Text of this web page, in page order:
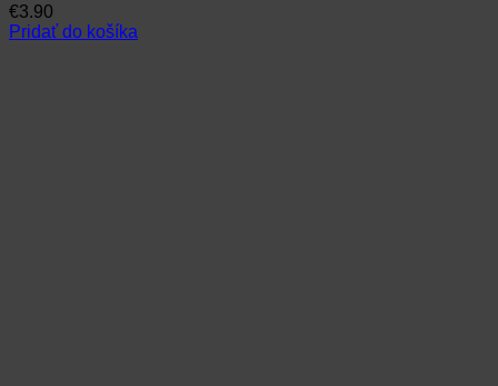
€3.90
Pridať do košíka